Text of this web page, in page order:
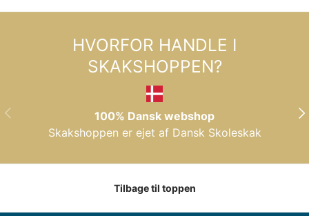
HVORFOR HANDLE I
SKAKSHOPPEN?
FORRIGE
100% Dansk webshop
Skakshoppen er ejet af Dansk Skoleskak
Tilbage til toppen